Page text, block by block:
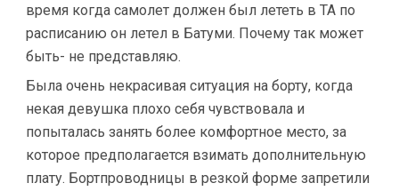
время когда самолет должен был лететь в ТА по
расписанию он летел в Батуми. Почему так может
быть- не представляю.
Была очень некрасивая ситуация на борту, когда
некая девушка плохо себя чувствовала и
попыталась занять более комфортное место, за
которое предполагается взимать дополнительную
плату. Бортпроводницы в резкой форме запретили